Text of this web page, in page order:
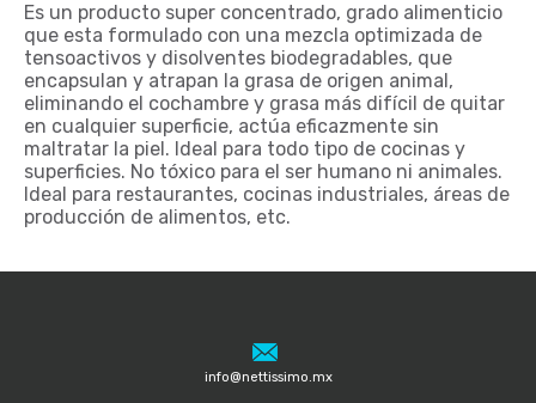
Es un producto super concentrado, grado alimenticio
que esta formulado con una mezcla optimizada de
tensoactivos y disolventes biodegradables, que
encapsulan y atrapan la grasa de origen animal,
eliminando el cochambre y grasa más difícil de quitar
en cualquier superficie, actúa eficazmente sin
maltratar la piel. Ideal para todo tipo de cocinas y
superficies. No tóxico para el ser humano ni animales.
Ideal para restaurantes, cocinas industriales, áreas de
producción de alimentos, etc.
info@nettissimo.mx